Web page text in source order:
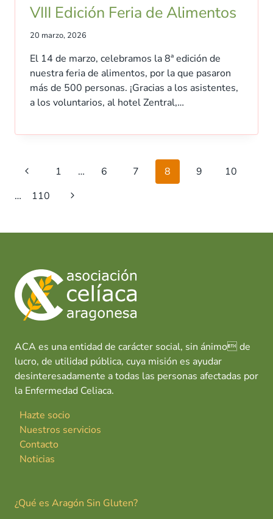
VIII Edición Feria de Alimentos
20 marzo, 2026
El 14 de marzo, celebramos la 8ª edición de
nuestra feria de alimentos, por la que pasaron
más de 500 personas. ¡Gracias a los asistentes,
a los voluntarios, al hotel Zentral,…
Navegación
página
Página
anterior
1 … 6 7 8 9
10
…
110
Siguiente
ACA es una entidad de carácter social, sin ánimo de
lucro, de utilidad pública, cuya misión es ayudar
desinteresadamente a todas las personas afectadas por
la Enfermedad Celiaca.
Hazte socio
Nuestros servicios
Contacto
Noticias
¿Qué es Aragón Sin Gluten?